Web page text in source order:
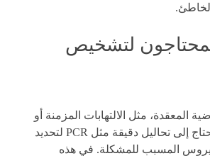
لتشخيص
المعقدة، مثل الالتهابات المزمنة أو
الأمراض النادرة، تحتاج إلى تحاليل دقيقة مثل PCR لتحديد
المسبب للمشكلة. في هذه